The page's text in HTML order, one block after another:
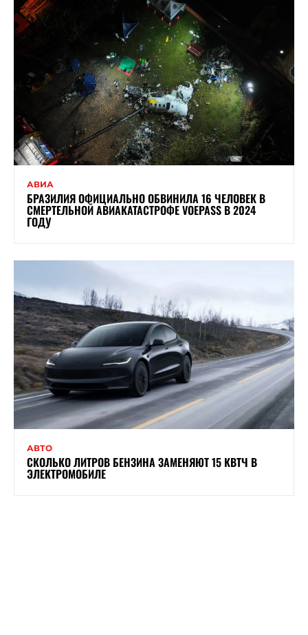
АВИА
БРАЗИЛИЯ ОФИЦИАЛЬНО ОБВИНИЛА 16 ЧЕЛОВЕК В
СМЕРТЕЛЬНОЙ АВИАКАТАСТРОФЕ VOEPASS В 2024
ГОДУ
АВТО
СКОЛЬКО ЛИТРОВ БЕНЗИНА ЗАМЕНЯЮТ 15 КВТЧ В
ЭЛЕКТРОМОБИЛЕ